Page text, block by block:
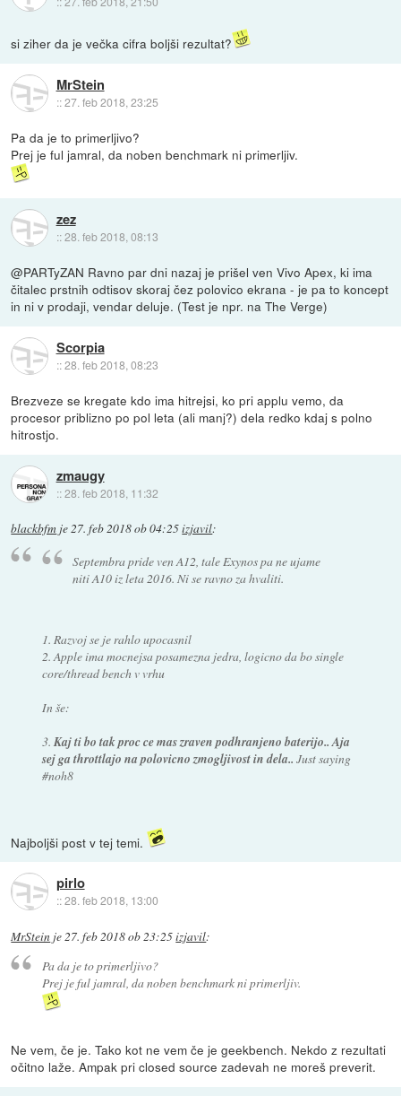
si ziher da je večka cifra boljši rezultat?
MrStein
::27. feb 2018, 23:25
Pa da je to primerljivo?
Prej je ful jamral, da noben benchmark ni primerljiv.
zez
::28. feb 2018, 08:13
@PARTyZAN Ravno par dni nazaj je prišel ven Vivo Apex, ki ima
čitalec prstnih odtisov skoraj čez polovico ekrana - je pa to koncept
in ni v prodaji, vendar deluje. (Test je npr. na The Verge)
Scorpia
::28. feb 2018, 08:23
Brezveze se kregate kdo ima hitrejsi, ko pri applu vemo, da
procesor priblizno po pol leta (ali manj?) dela redko kdaj s polno
hitrostjo.
zmaugy
::28. feb 2018, 11:32
blackbfm je27. feb 2018 ob 04:25izjavil:
Septembra pride ven A12, tale Exynos pa ne ujame
niti A10 iz leta 2016. Ni se ravno za hvaliti.
1. Razvoj se je rahlo upocasnil
2. Apple ima mocnejsa posamezna jedra, logicno da bo single
core/thread bench v vrhu
In še:
3. Kaj ti bo tak proc ce mas zraven podhranjeno baterijo.. Aja
sej ga throttlajo na polovicno zmogljivost in dela.. Just saying
#noh8
Najboljši post v tej temi.
pirlo
::28. feb 2018, 13:00
MrStein je27. feb 2018 ob 23:25izjavil:
Pa da je to primerljivo?
Prej je ful jamral, da noben benchmark ni primerljiv.
Ne vem, če je. Tako kot ne vem če je geekbench. Nekdo z rezultati
očitno laže. Ampak pri closed source zadevah ne moreš preverit.